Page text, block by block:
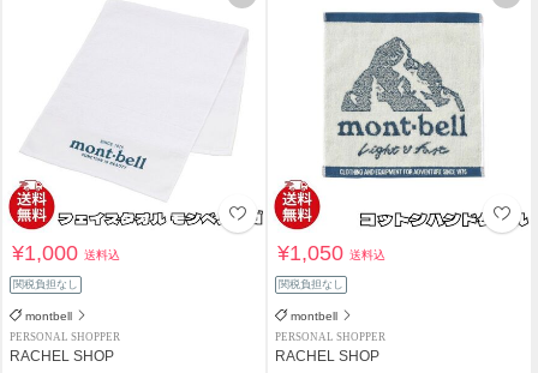
¥1,000送料込
関税負担なし
montbell
PERSONAL SHOPPER
RACHEL SHOP
¥1,050送料込
関税負担なし
montbell
PERSONAL SHOPPER
RACHEL SHOP